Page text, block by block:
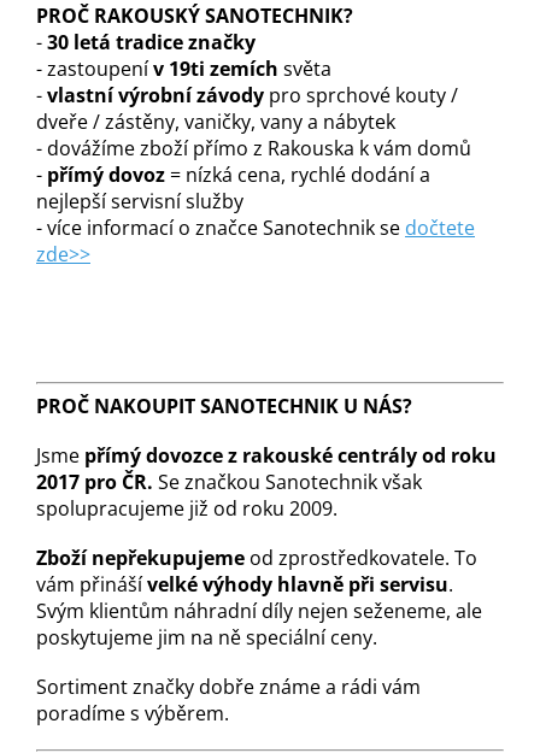
PROČ RAKOUSKÝ SANOTECHNIK?
-30 letá tradice značky
- zastoupenív 19ti zemích světa
-vlastní výrobní závody pro sprchové kouty /
dveře / zástěny, vaničky, vany a nábytek
- dovážíme zboží přímo z Rakouska k vám domů
- přímý dovoz= nízká cena, rychlé dodání a
nejlepší servisní služby
- více informací o značce Sanotechnik se dočtete
zde>>
PROČ NAKOUPIT SANOTECHNIK U NÁS?
Jsme přímý dovozce z rakouské centrály od roku
2017 pro ČR. Se značkou Sanotechnik však
spolupracujeme již od roku 2009.
Zboží nepřekupujeme od zprostředkovatele. To
vám přinášívelké výhody hlavně při servisu.
Svým klientům náhradní díly nejen seženeme, ale
poskytujeme jim na ně speciální ceny.
Sortiment značky dobře známe a rádi vám
poradíme s výběrem.